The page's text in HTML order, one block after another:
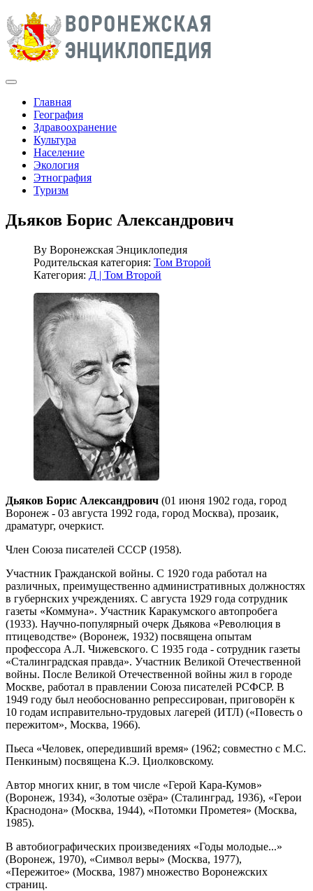
Главная
География
Здравоохранение
Культура
Население
Экология
Этнография
Туризм
Дьяков Борис Александрович
By Воронежская Энциклопедия
Родительская категория: Том Второй
Категория: Д | Том Второй
Дьяков Борис Александрович (01 июня 1902 года, город
Воронеж - 03 августа 1992 года, город Москва), прозаик,
драматург, очеркист.
Член Союза писателей СССР (1958).
Участник Гражданской войны. С 1920 года работал на
различных, преимущественно административных должностях
в губернских учреждениях. С августа 1929 года сотрудник
газеты «Коммуна». Участник Каракумского автопробега
(1933). Научно-популярный очерк Дьякова «Революция в
птицеводстве» (Воронеж, 1932) посвящена опытам
профессора А.Л. Чижевского. С 1935 года - сотрудник газеты
«Сталинградская правда». Участник Великой Отечественной
войны. После Великой Отечественной войны жил в городе
Москве, работал в правлении Союза писателей РСФСР. В
1949 году был необоснованно репрессирован, приговорён к
10 годам исправительно-трудовых лагерей (ИТЛ) («Повесть о
пережитом», Москва, 1966).
Пьеса «Человек, опередивший время» (1962; совместно с М.С.
Пенкиным) посвящена К.Э. Циолковскому.
Автор многих книг, в том числе «Герой Кара-Кумов»
(Воронеж, 1934), «Золотые озёра» (Сталинград, 1936), «Герои
Краснодона» (Москва, 1944), «Потомки Прометея» (Москва,
1985).
В автобиографических произведениях «Годы молодые...»
(Воронеж, 1970), «Символ веры» (Москва, 1977),
«Пережитое» (Москва, 1987) множество Воронежских
страниц.